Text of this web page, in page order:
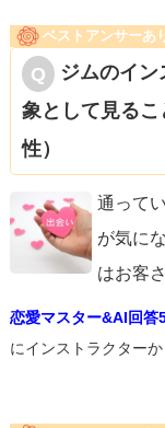
ベストアンサーあ
ジムのイ
象として見る
性）
通って
が気に
はお客
恋愛マスター&AI回答
にインストラクター